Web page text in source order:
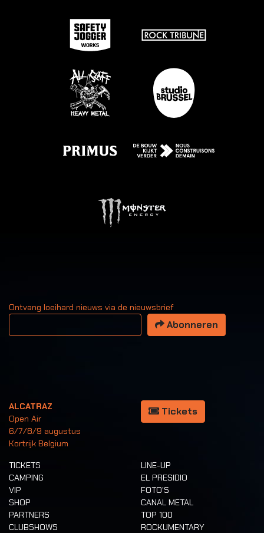
Ontvang loeihard nieuws via de nieuwsbrief
Uw email adres
Abonneren
ALCATRAZ
Open Air
6/7/8/9 augustus
Kortrijk Belgium
Tickets
TICKETS
CAMPING
VIP
SHOP
PARTNERS
CLUBSHOWS
LINE-UP
EL PRESIDIO
FOTO'S
CANAL METAL
TOP 100
ROCKUMENTARY